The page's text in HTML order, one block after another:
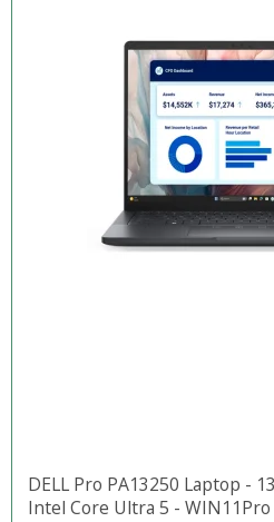
DELL Pro PA13250 Laptop -
Intel Core Ultra 5 - WIN11Pro